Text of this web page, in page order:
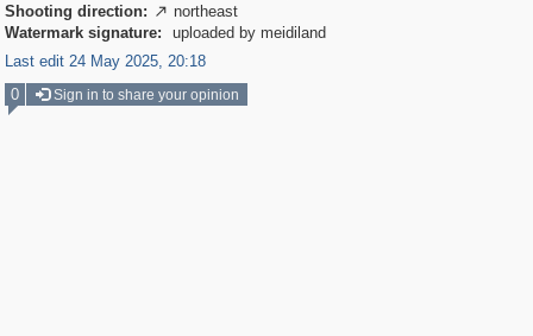
Shooting direction:  northeast
Watermark signature:
uploaded by meidiland
Last edit 24 May 2025, 20:18
0
Sign in to share your opinion